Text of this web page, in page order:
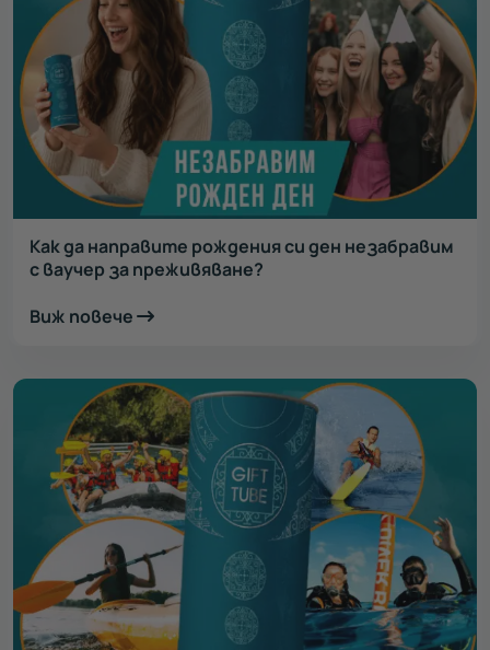
Как да направите рождения си ден незабравим
с ваучер за преживяване?
Виж повече